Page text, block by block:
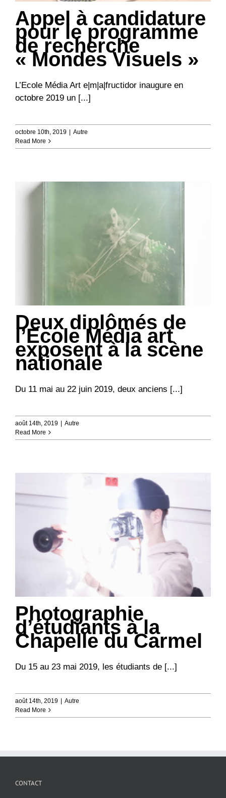
Appel à candidature
pour le programme
de recherche
« Mondes Visuels »
L’Ecole Média Art e|m|a|fructidor inaugure en
octobre 2019 un [...]
octobre 10th, 2019 | Autre
Read More
Deux diplômés de l’Ecole Média art exposent à la scène
nationale
Deux diplômés de
l’Ecole Média art
exposent à la scène
nationale
Du 11 mai au 22 juin 2019, deux anciens [...]
août 14th, 2019 | Autre
Read More
Photographie
d’étudiants à la
Chapelle du Carmel
Du 15 au 23 mai 2019, les étudiants de [...]
août 14th, 2019 | Autre
Read More
CONTACT